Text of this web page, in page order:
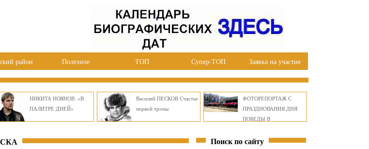
район Полезное ТОП Супер-ТОП Заявка на участие
НИКИТА НОЯНОВ. «В
ПАЛИТРЕ ДНЕЙ»
Василий ПЕСКОВ Счастье
первой тропы
ФОТОРЕПОРТАЖ С
ПРАЗДНОВАНИЯ ДНЯ
ПОБЕДЫ В
ОКРУГЕ БРАТСКА
Поиск по сайту